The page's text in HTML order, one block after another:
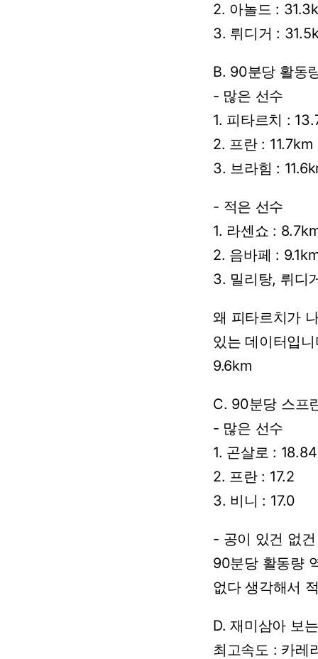
2. 아놀드 :
3. 뤼디거 :
B. 90분당 활동
- 많은 선수
1. 피타르치 :
2. 프란 : 11.7km
3. 브라힘 :
- 적은 선수
1. 라센쇼 :
2. 음바페 :
3. 밀리탕, 뤼디
왜 피타르치가
있는 데이터입
9.6km
C. 90분당 스프
- 많은 선수
1. 곤살로 : 18.84
2. 프란 : 17.2
3. 비니 : 17.0
- 공이 있건 없건
90분당 활동량
없다 생각해서
D. 재미삼아 보
최고속도 : 카레